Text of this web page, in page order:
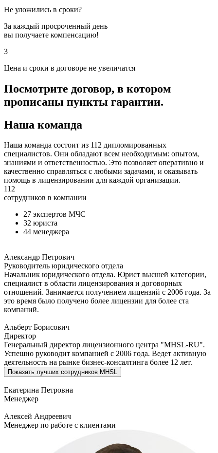
Не уложились в сроки?
За каждый просроченный день
вы получаете компенсацию!
3
Цена и сроки в договоре не увеличатся
Посмотрите договор, в котором
прописаны пункты гарантии.
Наша команда
Наша команда состоит из 112 дипломированных
специалистов. Они обладают всем необходимым: опытом,
знаниями и ответственностью. Это позволяет оперативно и
качественно справляться с любыми задачами, и оказывать
помощь в лицензировании для каждой организации.
112
сотрудников в компании
27 экспертов МЧС
32 юриста
44 менеджера
Александр Петрович
Руководитель юридического отдела
Начальник юридического отдела. Юрист высшей категории,
специалист в области лицензирования и договорных
отношений. Занимается получением лицензий с 2006 года. За
это время было получено более лицензии для более ста
компаний.
Альберт Борисович
Директор
Генеральный директор лицензионного центра "MHSL-RU".
Успешно руководит компанией с 2006 года. Ведет активную
деятельность на рынке бизнес-консалтинга более 12 лет.
Показать лучших сотрудников MHSL
Екатерина Петровна
Менеджер
Алексей Андреевич
Менеджер по работе с клиентами